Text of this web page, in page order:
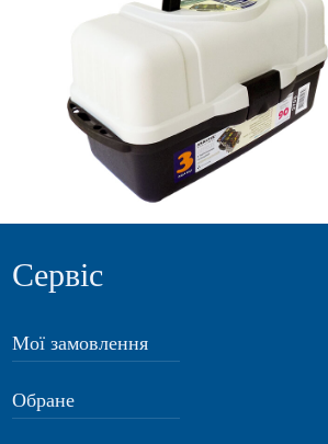
Сервіс
Мої замовлення
Обране